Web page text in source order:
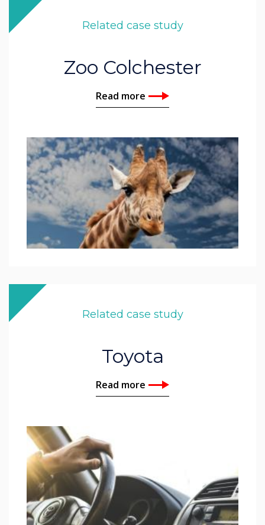
Related case study
Zoo Colchester
Read more
Related case study
Toyota
Read more